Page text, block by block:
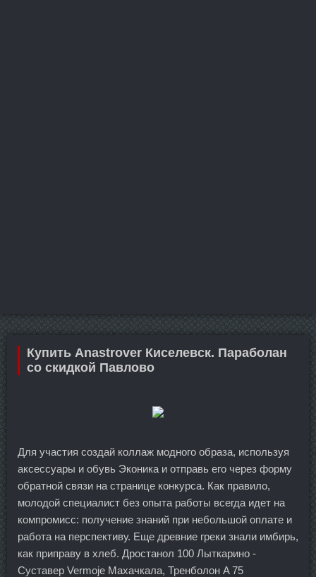
Купить Anastrover Киселевск. Параболан
со скидкой Павлово
Для участия создай коллаж модного образа, используя
аксессуары и обувь Эконика и отправь его через форму
обратной связи на странице конкурса. Как правило,
молодой специалист без опыта работы всегда идет на
компромисс: получение знаний при небольшой оплате и
работа на перспективу. Еще древние греки знали имбирь,
как приправу в хлеб. Дростанол 100 Лыткарино -
Суставер Vermoje Махачкала, Тренболон A 75